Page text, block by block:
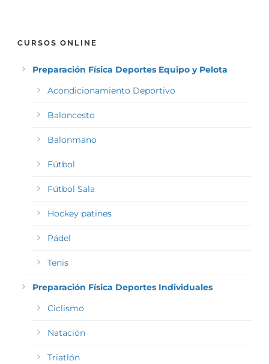
CURSOS ONLINE
Preparación Física Deportes Equipo y Pelota
Acondicionamiento Deportivo
Baloncesto
Balonmano
Fútbol
Fútbol Sala
Hockey patines
Pádel
Tenis
Preparación Física Deportes Individuales
Ciclismo
Natación
Triatlón